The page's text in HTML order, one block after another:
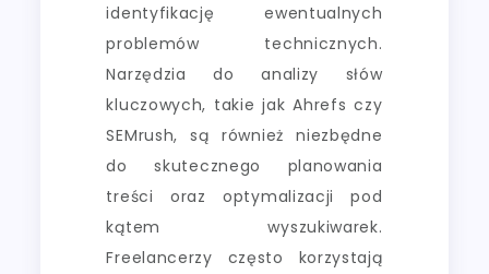
identyfikację ewentualnych
problemów technicznych.
Narzędzia do analizy słów
kluczowych, takie jak Ahrefs czy
SEMrush, są również niezbędne
do skutecznego planowania
treści oraz optymalizacji pod
kątem wyszukiwarek.
Freelancerzy często korzystają